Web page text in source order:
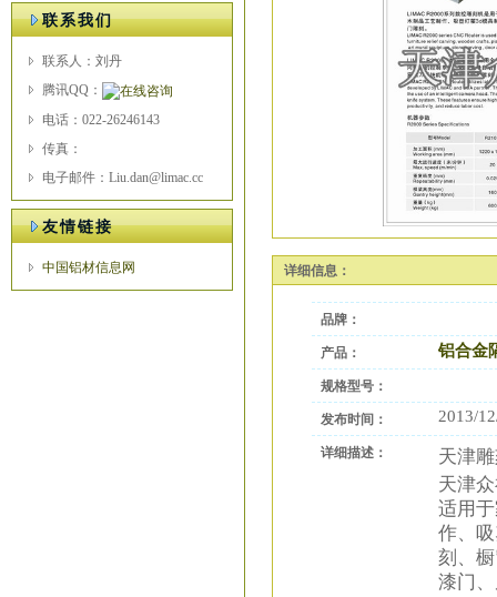
联系我们
联系人：刘丹
腾讯QQ：
电话：022-26246143
传真：
电子邮件：Liu.dan@limac.cc
友情链接
中国铝材信息网 详细信息：
品牌：
产品： 铝合金
规格型号：
发布时间： 2013/
详细描述：
天津
天津
适用
作、
刻、
漆门